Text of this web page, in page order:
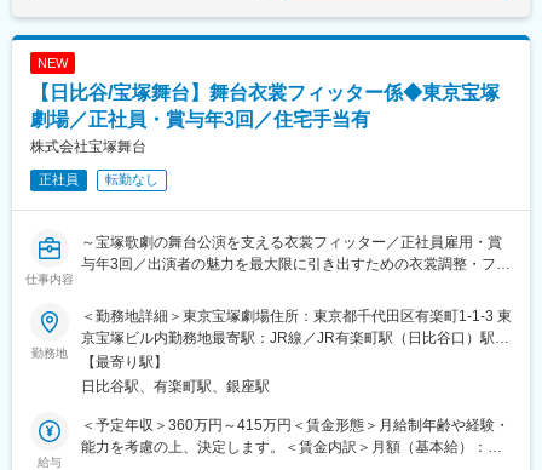
が、「宝塚舞台」では舞台装置や小道具、衣裳などの製作業務か
変更の範囲：会社の定める業務
を切り替える演出を実現。
自分たちの動きが公演の完成度に直結する、臨場感と達成感を味
わえる仕事です。
■教育体制
■当社について
会社”です。
一般的な舞台の公演は、大道具会社、小道具会社、衣裳会社、照
明会社、音響会社など、業務ごとに担当する会社が異なります
が、「宝塚舞台」では舞台装置や小道具、衣裳などの製作業務か
ら、公演本番までの場面転換などを担う公演業務まで、一連のバ
ックステージを担っています。
NEW
【日比谷/宝塚舞台】舞台衣裳フィッター係◆東京宝塚
劇場／正社員・賞与年3回／住宅手当有
株式会社宝塚舞台
正社員 転勤なし
仕事内容
～宝塚歌劇の舞台公演を支える衣裳フィッター／正社員雇用・賞
与年3回／出演者の魅力を最大限に引き出すための衣裳調整・フィ
■求人概要
＜https://www.takarazuka-butai.co.jp/＞
当社が手掛ける舞台公演の現場にて、出演者の衣裳の着付けや早
着替え補助、衣裳のメンテナンス・修繕業務を中心にご担当いた
だきます。舞台スタッフや出演者と密に連携し、ライブならでは
の緊張感と一体感の中で、公演のクオリティ向上に寄与するポジ
ションです。
勤務地
＜勤務地詳細＞東京宝塚劇場住所：東京都千代田区有楽町1‐1‐3 東
京宝塚ビル内勤務地最寄駅：JR線／JR有楽町駅（日比谷口）駅受
動喫煙対策：敷地内全面禁煙変更の範囲：会社の定める事業所
【最寄り駅】
日比谷駅、有楽町駅、銀座駅
給与
＜予定年収＞360万円～415万円＜賃金形態＞月給制年齢や経験・
能力を考慮の上、決定します。＜賃金内訳＞月額（基本給）：